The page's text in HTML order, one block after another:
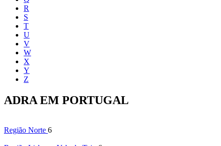
R
S
T
U
V
W
X
Y
Z
ADRA EM PORTUGAL
Região Norte 6